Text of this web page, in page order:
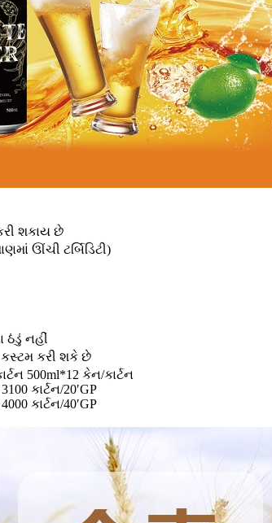
શકાય છે
ઊંચી ટર્બિડિટી)
ઠંડું નહીં
કરી શકે છે
500ml*12 કેન/કાર્ટન
કાર્ટન/20′GP
કાર્ટન/40′GP